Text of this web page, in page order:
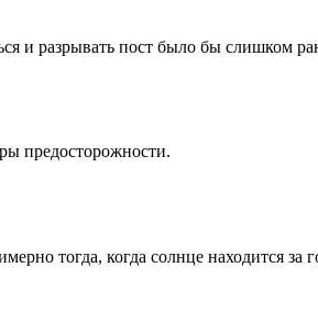
и разрывать пост было бы слишком
предосторожности.
тогда, когда солнце находится